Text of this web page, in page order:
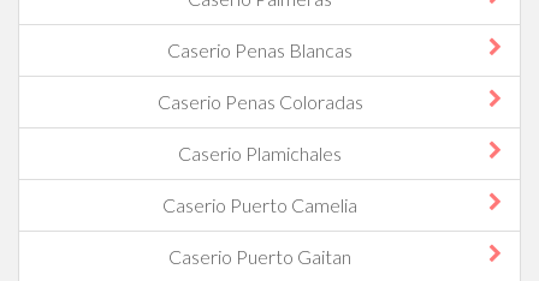
Caserio Penas Blancas
Caserio Penas Coloradas
Caserio Plamichales
Caserio Puerto Camelia
Caserio Puerto Gaitan